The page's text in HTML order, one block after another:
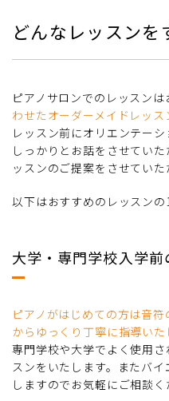
どんなレッスンを
ピアノサロンでのレッスンは
わせたオーダーメイドレッス
レッスン前にオリエンテー
しっかりとお話をさせてい
ッスンのご提案をさせていた
以下はおすすめのレッスンの1
大学・専門学校入学前
ピアノがはじめての方は音
からゆっくり丁寧に指導いた
専門学校や大学でよく使用
スンをいたします。またバ
しますのでお気軽にご相談く